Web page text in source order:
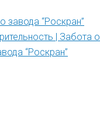
завода “Роскран”
|
“Роскран”